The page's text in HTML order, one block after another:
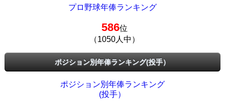
プロ野球年俸ランキング
586位
（1050人中）
ポジション別年俸ランキング(投手）
ポジション別年俸ランキング
(投手）